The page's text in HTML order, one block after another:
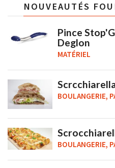
NOUVEAUTÉS
Pince
Deglon
MATÉRIEL
BOULANGERIE,
BOULANGERIE,